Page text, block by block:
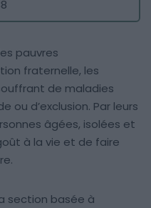
pauvres
fraternelle, les
de maladies
ou d’exclusion. Par leurs
âgées, isolées et
à la vie et de faire
section basée à